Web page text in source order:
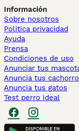
Información
Sobre nosotros
Politica privacidad
Ayuda
Prensa
Condiciones de uso
Anunciar tus
Anuncia tus
Anuncia tus gatos
Test perro ideal